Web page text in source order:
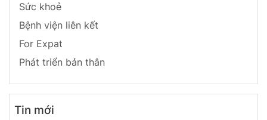
Sức khoẻ
Bệnh viện liên kết
For Expat
Phát triển bản thân
Tin mới